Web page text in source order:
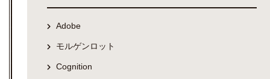
Adobe
モルゲンロット
Cognition